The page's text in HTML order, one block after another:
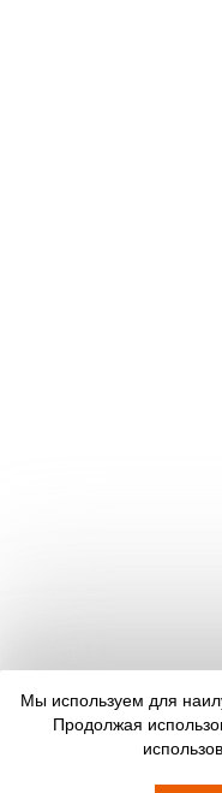
Мы используем для
Продолжая